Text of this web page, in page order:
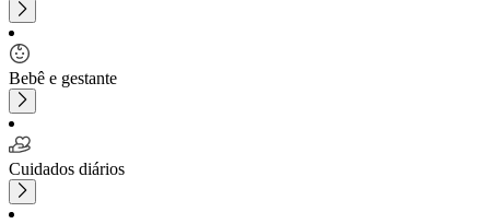
Bebê e gestante
Cuidados diários